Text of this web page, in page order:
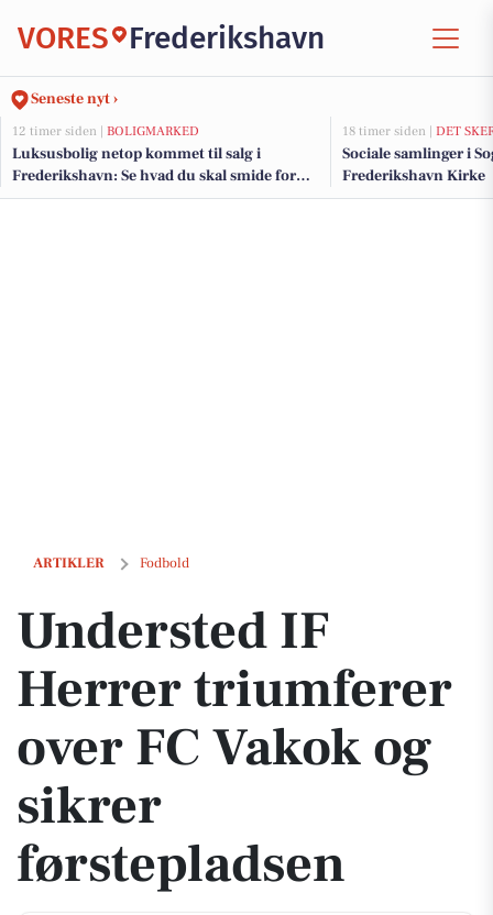
VORES Frederikshavn
Seneste nyt ›
12 timer siden | BOLIGMARKED
Luksusbolig netop kommet til salg i
Frederikshavn: Se hvad du skal smide for
Frederikshavns dyreste adresser her
18 timer siden | DET
Sociale samlinger i
Frederikshavn Kirke
ARTIKLER Fodbold
Understed IF Herrer triumferer over FC Vakok og sikrer
Understed IF
Herrer triumferer
over FC Vakok og
sikrer
førstepladsen